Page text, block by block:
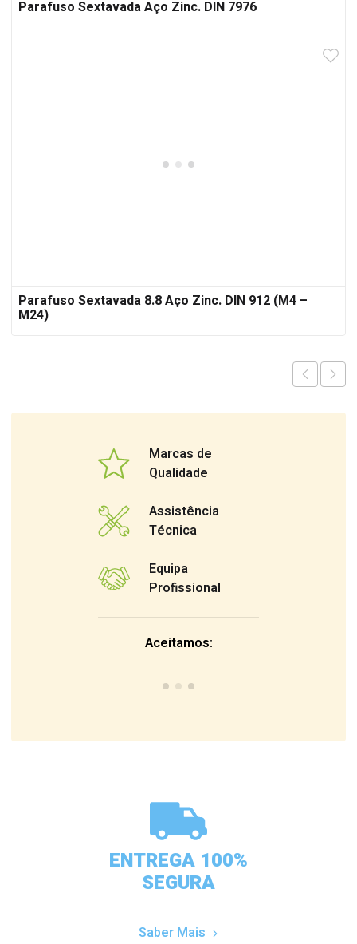
Parafuso Sextavada Aço Zinc. DIN 7976
Parafuso Sextavada 8.8 Aço Zinc. DIN 912 (M4 –
M24)
Marcas de
Qualidade
Assistência
Técnica
Equipa
Profissional
Aceitamos:
ENTREGA 100%
SEGURA
Saber Mais